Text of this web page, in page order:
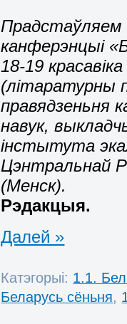
канферэнцыі
18-19
(літаратурны
правядзеньня
навук,
інстытута
Цэнтральнай
(Менск).
Рэдакцыя.
Далей »
Катэгорыі: 1.1.
Беларусь сёньня,